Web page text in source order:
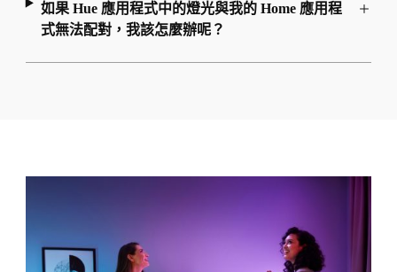
如果 Hue 應用程式中的燈光與我的 Home 應用程
式無法配對，我該怎麼辦呢？